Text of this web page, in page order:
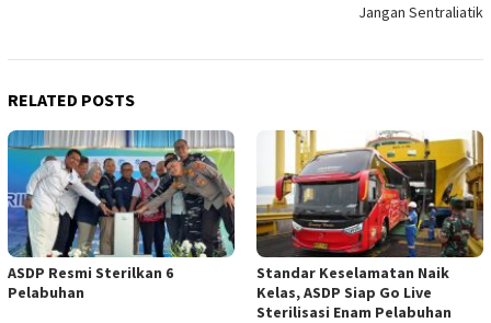
Jangan Sentraliatik
RELATED POSTS
ASDP Resmi Sterilkan 6
Pelabuhan
Standar Keselamatan Naik
Kelas, ASDP Siap Go Live
Sterilisasi Enam Pelabuhan